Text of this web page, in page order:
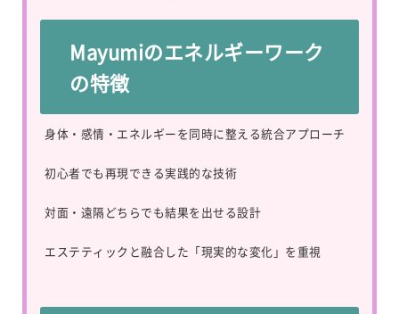
Mayumiのエネルギーワーク
の特徴
身体・感情・エネルギーを同時に整える統合アプローチ
初心者でも再現できる実践的な技術
対面・遠隔どちらでも結果を出せる設計
エステティックと融合した「現実的な変化」を重視